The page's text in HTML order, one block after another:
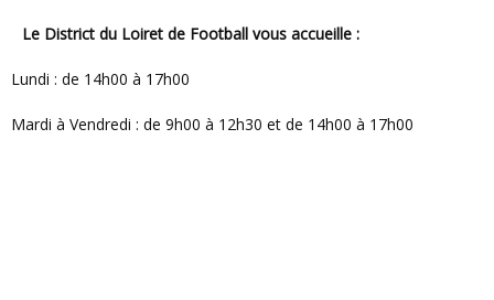
Le District du Loiret de Football vous accueille :
Lundi : de 14h00 à 17h00
Mardi à Vendredi : de 9h00 à 12h30 et de 14h00 à 17h00